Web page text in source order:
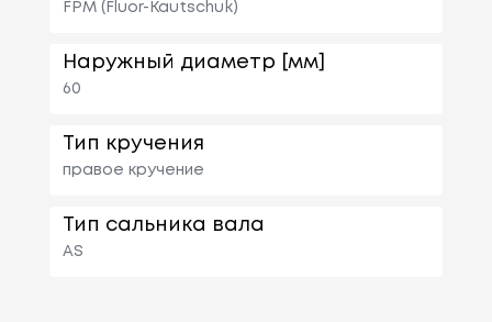
FPM (Fluor-Kautschuk)
Наружный диаметр [мм]
60
Тип кручения
правое кручение
Тип сальника вала
AS